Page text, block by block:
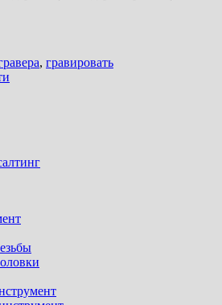
, гравировать